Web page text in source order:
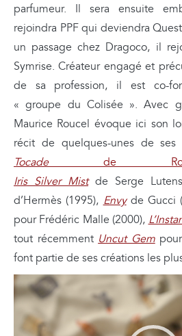
parfumeur. Il sera ensuite
rejoindra PPF qui deviendra
un passage chez Dragoco, il
Symrise. Créateur engagé et
de sa profession, il est co-
« groupe du Colisée ». Avec
Maurice Roucel évoque ici son
récit de quelques-unes de ses
Tocadede
Iris Silver Mist de Serge
d’Hermès (1995), Envy de Gucci
pour Frédéric Malle (2000),
tout récemment Uncut Gempour
font partie de ses créations les
L
e